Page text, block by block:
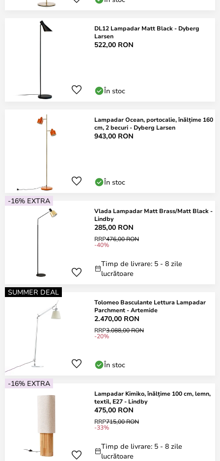
DL12 Lampadar Matt Black - Dyberg
Larsen
522,00 RON
În stoc
Lampadar Ocean, portocalie, înălțime 160
cm, 2 becuri - Dyberg Larsen
943,00 RON
În stoc
-16% EXTRA
Vlada Lampadar Matt Brass/Matt Black -
Lindby
285,00 RON
RRP476,00 RON
-40%
Timp de livrare: 5 - 8 zile
lucrătoare
SUMMER DEAL
Tolomeo Basculante Lettura Lampadar
Parchment - Artemide
2.470,00 RON
RRP3.088,00 RON
-20%
În stoc
-16% EXTRA
Lampadar Kimiko, înălțime 100 cm, lemn,
textil, E27 - Lindby
475,00 RON
RRP715,00 RON
-33%
Timp de livrare: 5 - 8 zile
lucrătoare